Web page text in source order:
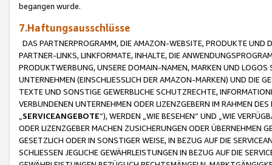
begangen wurde.
7.Haftungsausschlüsse
DAS PARTNERPROGRAMM, DIE AMAZON-WEBSITE, PRODUKTE UND
PARTNER-LINKS, LINKFORMATE, INHALTE, DIE
PRODUKTWERBUNG, UNSERE DOMAIN-NAMEN, MARKEN UND
UNTERNEHMEN (EINSCHLIESSLICH DER AMAZON-MARKEN) UND DIE
TEXTE UND SONSTIGE GEWERBLICHE SCHUTZRECHTE,
VERBUNDENEN UNTERNEHMEN ODER LIZENZGEBERN IM RAHMEN
SERVICEANGEBOTE“), WERDEN „WIE BESEHEN“ UND „WIE
ODER LIZENZGEBER MACHEN ZUSICHERUNGEN ODER ÜBERNEHMEN
GESETZLICH ODER IN SONSTIGER WEISE, IN BEZUG AUF DIE
SCHLIESSEN JEGLICHE GEWÄHRLEISTUNGEN IN BEZUG AUF DIE